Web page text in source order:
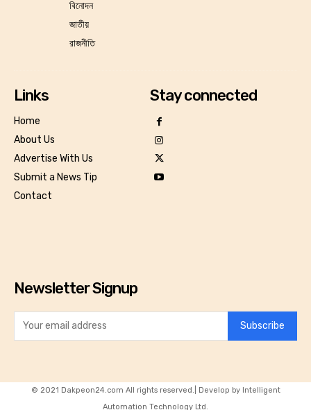
বিনোদন
জাতীয়
রাজনীতি
Links
Home
About Us
Advertise With Us
Submit a News Tip
Contact
Stay connected
Newsletter Signup
Subscribe
© 2021 Dakpeon24.com All rights reserved.| Develop by Intelligent
Automation Technology Ltd.